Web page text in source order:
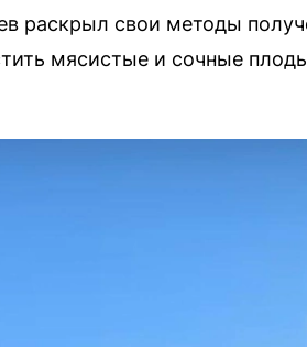
раскрыл свои методы
мясистые и сочные